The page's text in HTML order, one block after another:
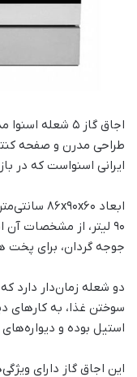
طراحی مدرن و صفحه
ایرانی اسنواست که در
90 لیتر، از مشخصات
جوجه گردان، برای
دو شعله زمان‌دار دارد
سوختن غذا، به کارهای
استیل بوده و
این اجاق گاز دارای